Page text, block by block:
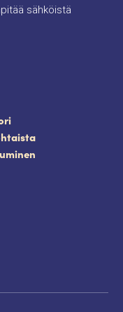
sähköistä